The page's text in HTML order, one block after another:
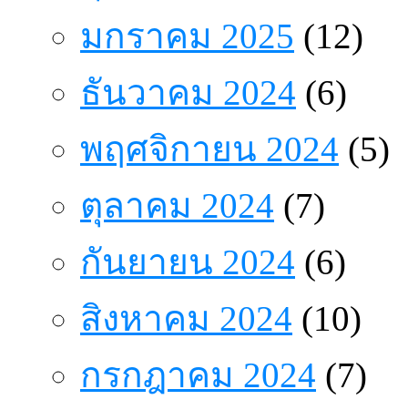
มกราคม 2025 (12)
ธันวาคม 2024 (6)
พฤศจิกายน 2024 (5)
ตุลาคม 2024 (7)
กันยายน 2024 (6)
สิงหาคม 2024 (10)
กรกฎาคม 2024 (7)